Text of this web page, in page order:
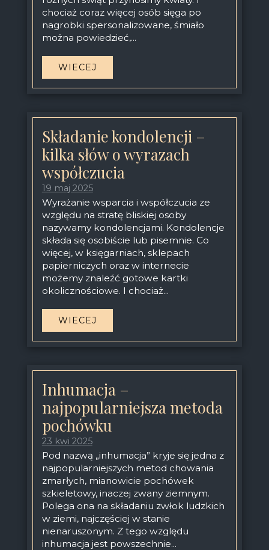
chociaż coraz więcej osób sięga po
nagrobki spersonalizowane, śmiało
można powiedzieć,...
WIECEJ
Składanie kondolencji –
kilka słów o wyrazach
współczucia
19 maj 2025
Wyrażanie wsparcia i współczucia ze
względu na stratę bliskiej osoby
nazywamy kondolencjami. Kondolencje
składa się osobiście lub pisemnie. Co
więcej, w księgarniach, sklepach
papierniczych oraz w internecie
możemy znaleźć gotowe kartki
okolicznościowe. I chociaż...
WIECEJ
Inhumacja –
najpopularniejsza metoda
pochówku
23 kwi 2025
Pod nazwą „inhumacja” kryje się jedna z
najpopularniejszych metod chowania
zmarłych, mianowicie pochówek
szkieletowy, inaczej zwany ziemnym.
Polega ona na składaniu zwłok ludzkich
w ziemi, najczęściej w stanie
nienaruszonym. Z tego względu
inhumacja jest powszechnie...